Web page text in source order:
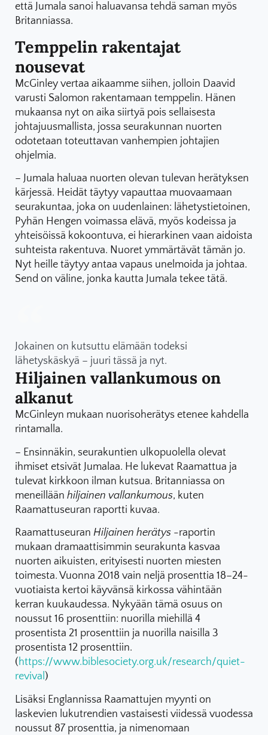
että Jumala sanoi haluavansa tehdä saman myös
Britanniassa.
Temppelin rakentajat
nousevat
McGinley vertaa aikaamme siihen, jolloin Daavid
varusti Salomon rakentamaan temppelin. Hänen
mukaansa nyt on aika siirtyä pois sellaisesta
johtajuusmallista, jossa seurakunnan nuorten
odotetaan toteuttavan vanhempien johtajien
ohjelmia.
– Jumala haluaa nuorten olevan tulevan herätyksen
kärjessä. Heidät täytyy vapauttaa muovaamaan
seurakuntaa, joka on uudenlainen: lähetystietoinen,
Pyhän Hengen voimassa elävä, myös kodeissa ja
yhteisöissä kokoontuva, ei hierarkinen vaan aidoista
suhteista rakentuva. Nuoret ymmärtävät tämän jo.
Nyt heille täytyy antaa vapaus unelmoida ja johtaa.
Send on väline, jonka kautta Jumala tekee tätä.
Jokainen on kutsuttu elämään todeksi
lähetyskäskyä – juuri tässä ja nyt.
Hiljainen vallankumous on
alkanut
McGinleyn mukaan nuorisoherätys etenee kahdella
rintamalla.
– Ensinnäkin, seurakuntien ulkopuolella olevat
ihmiset etsivät Jumalaa. He lukevat Raamattua ja
tulevat kirkkoon ilman kutsua. Britanniassa on
meneillään hiljainen vallankumous, kuten
Raamattuseuran raportti kuvaa.
Raamattuseuran Hiljainen herätys -raportin
mukaan dramaattisimmin seurakunta kasvaa
nuorten aikuisten, erityisesti nuorten miesten
toimesta. Vuonna 2018 vain neljä prosenttia 18–24-
vuotiaista kertoi käyvänsä kirkossa vähintään
kerran kuukaudessa. Nykyään tämä osuus on
noussut 16 prosenttiin: nuorilla miehillä 4
prosentista 21 prosenttiin ja nuorilla naisilla 3
prosentista 12 prosenttiin.
(https://www.biblesociety.org.uk/research/quiet-
revival)
Lisäksi Englannissa Raamattujen myynti on
laskevien lukutrendien vastaisesti viidessä vuodessa
noussut 87 prosenttia, ja nimenomaan